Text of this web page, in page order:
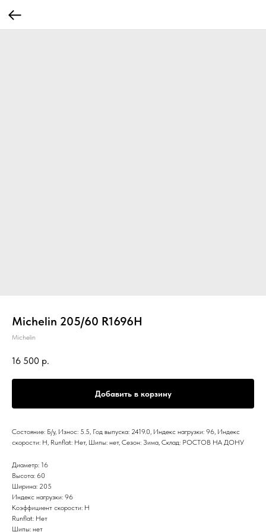
Michelin 205/60 R1696H
Michelin
16 500 р.
Добавить в корзину
Состояние: Б/у, Износ: 5.5, Год выпуска: 2419.0, Индекс нагрузки: 96, Индекс
скорости: H, Runflat: Нет, Шипы: нет, Сезон: Зима, Склад: РОСТОВ НА ДОНУ
Диаметр: 16
Высота: 60
Ширина: 205
Индекс нагрузки: 96
Коэффициент скорости: H
Runflat: Нет
Шипы: нет